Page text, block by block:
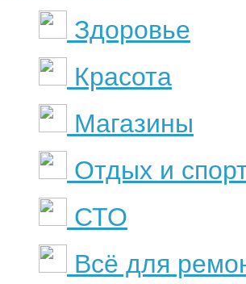
Здоровье
Красота
Магазины
Отдых и
СТО
Всё для